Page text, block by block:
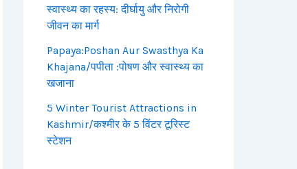
स्वास्थ्य का रहस्य: दीर्घायु और निरोगी
जीवन का मार्ग
Papaya:Poshan Aur Swasthya Ka
Khajana/पपीता :पोषण और स्वास्थ्य का
खजाना
5 Winter Tourist Attractions in
Kashmir/कश्मीर के 5 विंटर टूरिस्ट
स्टेशन